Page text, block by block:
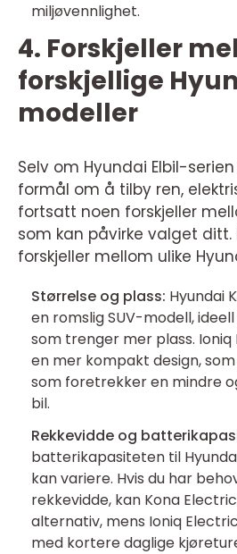
miljøvennlighet.
4. Forskjeller
forskjellige
modeller
Selv om Hyundai Elbil-
formål om å tilby ren,
fortsatt noen forskjeller
som kan påvirke valget ditt.
forskjeller mellom ulike
Størrelse og plass: Hyundai
en romslig SUV-modell,
som trenger mer plass.
en mer kompakt design,
som foretrekker en mindre
bil.
Rekkevidde og
batterikapasiteten til
kan variere. Hvis du har
rekkevidde, kan Kona
alternativ, mens Ioniq
med kortere daglige